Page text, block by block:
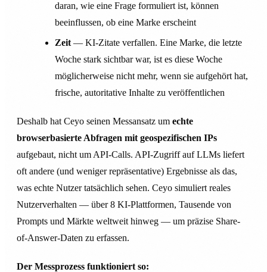
daran, wie eine Frage formuliert ist, können
beeinflussen, ob eine Marke erscheint
Zeit— KI-Zitate verfallen. Eine Marke, die letzte
Woche stark sichtbar war, ist es diese Woche
möglicherweise nicht mehr, wenn sie aufgehört hat,
frische, autoritative Inhalte zu veröffentlichen
Deshalb hat Ceyo seinen Messansatz um echte
browserbasierte Abfragen mit geospezifischen IPs
aufgebaut, nicht um API-Calls. API-Zugriff auf LLMs liefert
oft andere (und weniger repräsentative) Ergebnisse als das,
was echte Nutzer tatsächlich sehen. Ceyo simuliert reales
Nutzerverhalten — über 8 KI-Plattformen, Tausende von
Prompts und Märkte weltweit hinweg — um präzise Share-
of-Answer-Daten zu erfassen.
Der Messprozess funktioniert so: